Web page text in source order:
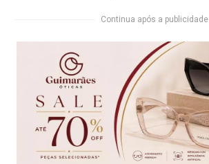
Continua após a publicidade